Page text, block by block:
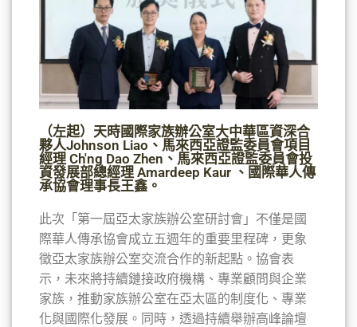
（左起）天時國際家族辦公室大中華區資深合
夥人Johnson Liao、馬來西亞證監委員會項目
經理 Ch'ng Dao Zhen、馬來西亞證監委員會投
資發展部總經理 Amardeep Kaur 、國際華人傳
承協會理事長王鑫。
此次「第一屆亞太家族辦公室研討會」不僅是國
際華人傳承協會成立五週年的重要里程碑，更象
徵亞太家族辦公室交流合作的新起點。協會表
示，未來將持續鏈接政府機構、專業顧問與企業
家族，推動家族辦公室在亞太區的制度化、專業
化與國際化發展。同時，透過持續舉辦高峰論壇